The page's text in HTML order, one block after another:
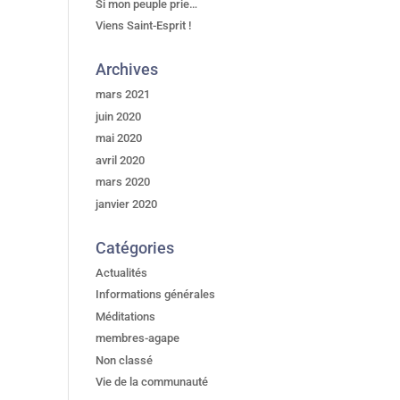
Si mon peuple prie…
Viens Saint-Esprit !
Archives
mars 2021
juin 2020
mai 2020
avril 2020
mars 2020
janvier 2020
Catégories
Actualités
Informations générales
Méditations
membres-agape
Non classé
Vie de la communauté